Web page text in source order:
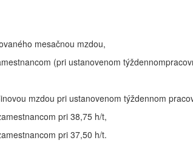
mesačnou mzdou,
(pri ustanovenom
mzdou pri ustanovenom týždennom
pri 38,75 h/t,
pri 37,50 h/t.